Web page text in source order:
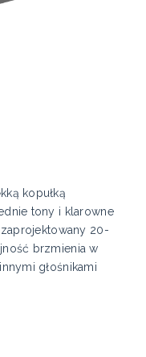
kopułką
tony i klarowne
20-
brzmienia w
głośnikami